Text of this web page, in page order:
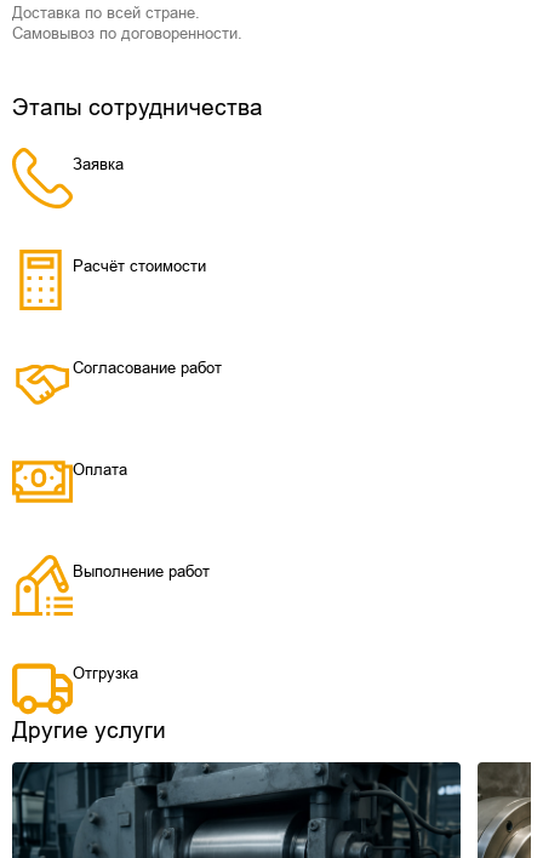
Доставка по всей стране.
Самовывоз по договоренности.
Этапы сотрудничества
Заявка
Расчёт стоимости
Согласование работ
Оплата
Выполнение работ
Отгрузка
Другие услуги